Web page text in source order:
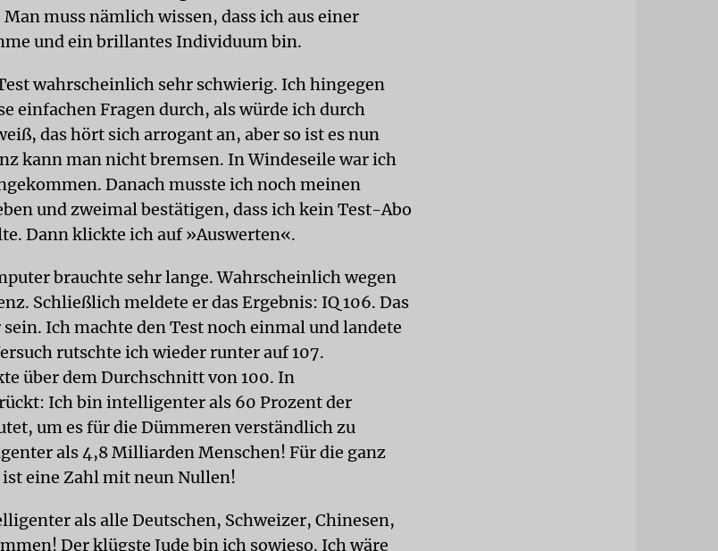
muss nämlich wissen, dass ich aus einer
und ein brillantes Individuum bin.
wahrscheinlich sehr schwierig. Ich hingegen
einfachen Fragen durch, als würde ich durch
das hört sich arrogant an, aber so ist es nun
kann man nicht bremsen. In Windeseile war ich
Danach musste ich noch meinen
und zweimal bestätigen, dass ich kein Test-Abo
Dann klickte ich auf »Auswerten«.
brauchte sehr lange. Wahrscheinlich wegen
Schließlich meldete er das Ergebnis: IQ 106. Das
Ich machte den Test noch einmal und landete
rutschte ich wieder runter auf 107.
über dem Durchschnitt von 100. In
Ich bin intelligenter als 60 Prozent der
um es für die Dümmeren verständlich zu
als 4,8 Milliarden Menschen! Für die ganz
eine Zahl mit neun Nullen!
als alle Deutschen, Schweizer, Chinesen,
Der klügste Jude bin ich sowieso. Ich wäre